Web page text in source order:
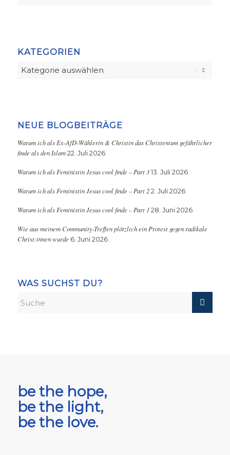
KATEGORIEN
Kategorien
NEUE BLOGBEITRÄGE
Warum ich als Ex-AfD-Wählerin & Christin das Christentum gefährlicher
finde als den Islam 22. Juli 2026
Warum ich als Feministin Jesus cool finde – Part 3 13. Juli 2026
Warum ich als Feministin Jesus cool finde – Part 2 2. Juli 2026
Warum ich als Feministin Jesus cool finde – Part 1 28. Juni 2026
Wie aus meinem Community-Treffen plötzlich ein Protest gegen radikale
Christ:innen wurde 6. Juni 2026
WAS SUCHST DU?
be the hope,
be the light,
be the love.